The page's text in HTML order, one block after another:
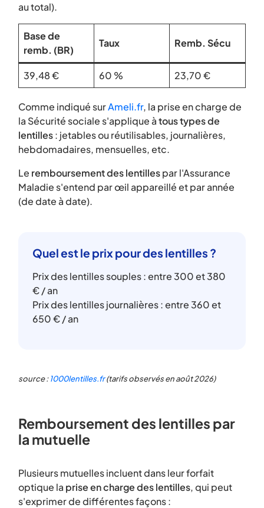
au total).
Base de
remb. (BR)
Taux Remb. Sécu
39,48 € 60 % 23,70 €
Comme indiqué surAmeli.fr, la prise en charge de
la Sécurité sociale s'applique àtous types de
lentilles: jetables ou réutilisables, journalières,
hebdomadaires, mensuelles, etc.
Le remboursement des lentillespar l'Assurance
Maladie s'entend par œil appareillé et par année
(de date à date).
Quel est le prix pour des lentilles ?
Prix des lentilles souples : entre 300 et 380
€ / an
Prix des lentilles journalières : entre 360 et
650 € / an
source :1000lentilles.fr(tarifs observés en août 2026)
Remboursement des lentilles par
la mutuelle
Plusieurs mutuelles incluent dans leurforfait
optique la prise en charge des lentilles, qui peut
s'exprimer de différentes façons :